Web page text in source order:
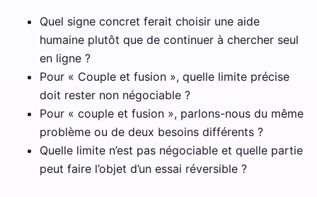
Quel signe concret ferait choisir une aide
humaine plutôt que de continuer à chercher seul
en ligne ?
Pour « Couple et fusion », quelle limite précise
doit rester non négociable ?
Pour « couple et fusion », parlons-nous du même
problème ou de deux besoins différents ?
Quelle limite n’est pas négociable et quelle partie
peut faire l’objet d’un essai réversible ?